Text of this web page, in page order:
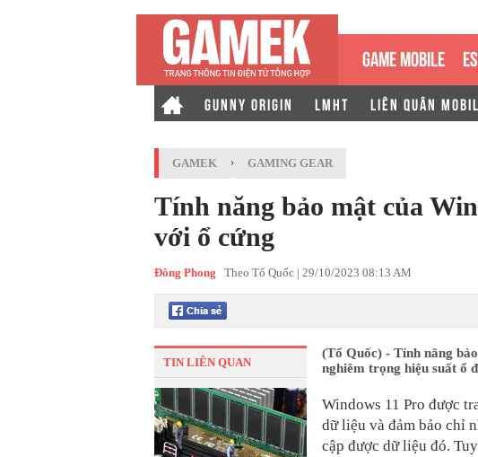
GAME MOBILE
GUNNY ORIGIN LMHT LIÊN QUÂN
GAMEK › GAMING GEAR
Tính năng bảo mật của
với ổ cứng
Đông Phong Theo Tổ Quốc | 29/10/2023 08:13 AM
TIN LIÊN QUAN
(Tổ Quốc) - Tính năng
nghiêm trọng hiệu suất ổ
Windows 11 Pro được
dữ liệu và đảm bảo chỉ
cập được dữ liệu đó.